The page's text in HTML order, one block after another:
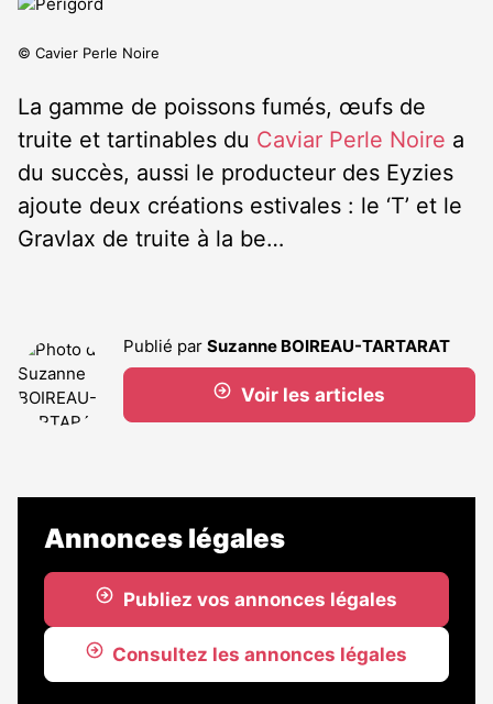
© Cavier Perle Noire
La gamme de poissons fumés, œufs de
truite et tartinables du Caviar Perle Noire a
du succès, aussi le producteur des Eyzies
ajoute deux créations estivales : le ‘T’ et le
Gravlax de truite à la be…
Publié par Suzanne BOIREAU-TARTARAT
Voir les articles
Annonces légales
Publiez vos annonces légales
Consultez les annonces légales